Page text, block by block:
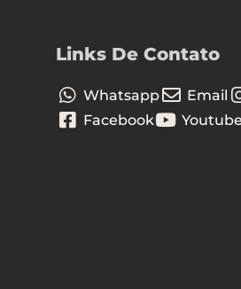
Links De Contato
Whatsapp Email
Facebook
Youtube